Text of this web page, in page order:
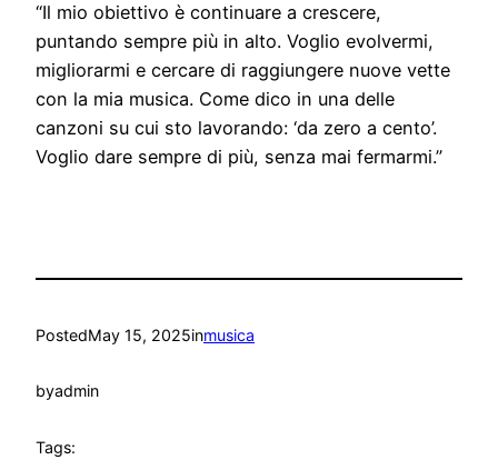
“Il mio obiettivo è continuare a crescere,
puntando sempre più in alto. Voglio evolvermi,
migliorarmi e cercare di raggiungere nuove vette
con la mia musica. Come dico in una delle
canzoni su cui sto lavorando: ‘da zero a cento’.
Voglio dare sempre di più, senza mai fermarmi.”
PostedMay 15, 2025inmusica
byadmin
Tags: